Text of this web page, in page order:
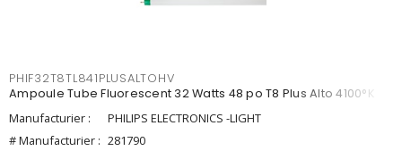
PHIF32T8TL841PLUSALTOHV
Ampoule Tube Fluorescent 32 Watts 48 po T8 Plus Alto 4100°K
Manufacturier :
PHILIPS ELECTRONICS -LIGHT
# Manufacturier : 281790